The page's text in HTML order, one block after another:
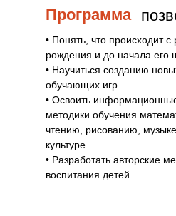
Программа
• Понять, что происходит с
рождения и до начала его
• Научиться созданию
обучающих игр.
• Освоить информационные
методики обучения
чтению, рисованию,
культуре.
• Разработать авторские
воспитания детей.